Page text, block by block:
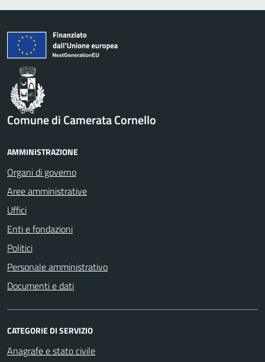
Comune di Camerata Cornello
AMMINISTRAZIONE
Organi di governo
Aree amministrative
Uffici
Enti e fondazioni
Politici
Personale amministrativo
Documenti e dati
CATEGORIE DI SERVIZIO
Anagrafe e stato civile